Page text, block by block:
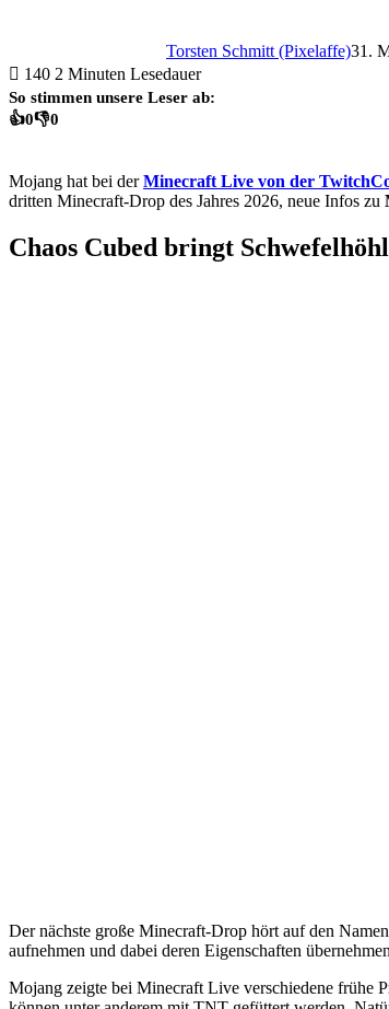
Torsten Schmitt (Pixelaffe)31.
140 2 Minuten Lesedauer
So stimmen unsere Leser ab:
👍0👎0
Mojang hat bei derMinecraft Live von der
dritten Minecraft-Drop des Jahres 2026, neue Infos zu
Chaos Cubed bringt
Der nächste große Minecraft-Drop hört auf den Namen
aufnehmen und dabei deren Eigenschaften
Mojang zeigte bei Minecraft Live verschiedene frühe